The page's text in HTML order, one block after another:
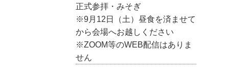
正式参拝・みそぎ
※9月12日（土）昼食を済ませて
から会場へお越しください
※ZOOM等のWEB配信はありま
せん